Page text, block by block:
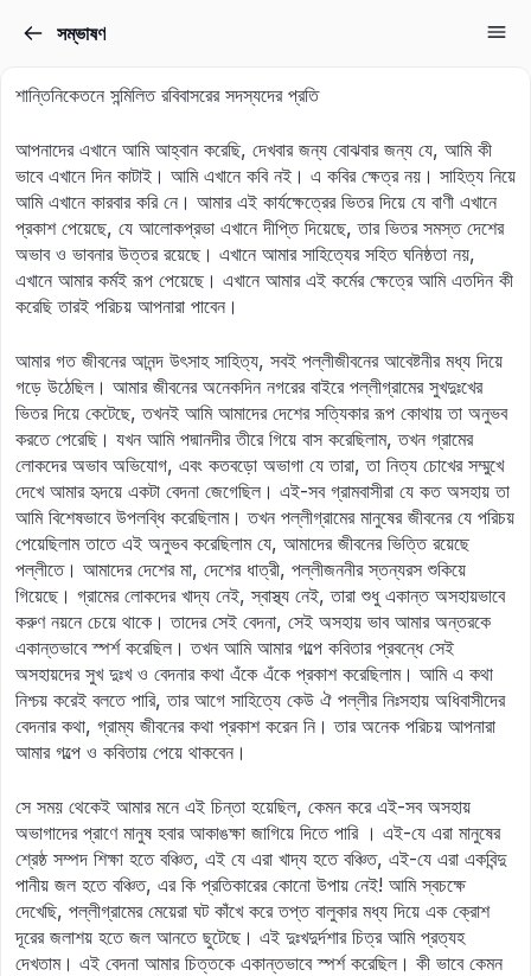
সম্ভাষণ
শান্তিনিকেতনে সন্মিলিত রবিবাসরের সদস্যদের প্রতি
আপনাদের এখানে আমি আহ্বান করেছি, দেখবার জন্য বোঝবার জন্য যে, আমি কী
ভাবে এখানে দিন কাটাই। আমি এখানে কবি নই। এ কবির ক্ষেত্র নয়। সাহিত্য নিয়ে
আমি এখানে কারবার করি নে। আমার এই কার্যক্ষেত্রের ভিতর দিয়ে যে বাণী এখানে
প্রকাশ পেয়েছে, যে আলোকপ্রভা এখানে দীপ্তি দিয়েছে, তার ভিতর সমস্ত দেশের
অভাব ও ভাবনার উত্তর রয়েছে। এখানে আমার সাহিত্যের সহিত ঘনিষ্ঠতা নয়,
এখানে আমার কর্মই রূপ পেয়েছে। এখানে আমার এই কর্মের ক্ষেত্রে আমি এতদিন কী
করেছি তারই পরিচয় আপনারা পাবেন।
আমার গত জীবনের আনন্দ উৎসাহ সাহিত্য, সবই পল্লীজীবনের আবেষ্টনীর মধ্য দিয়ে
গড়ে উঠেছিল। আমার জীবনের অনেকদিন নগরের বাইরে পল্লীগ্রামের সুখদুঃখের
ভিতর দিয়ে কেটেছে, তখনই আমি আমাদের দেশের সত্যিকার রূপ কোথায় তা অনুভব
করতে পেরেছি। যখন আমি পদ্মানদীর তীরে গিয়ে বাস করেছিলাম, তখন গ্রামের
লোকদের অভাব অভিযোগ, এবং কতবড়ো অভাগা যে তারা, তা নিত্য চোখের সম্মুখে
দেখে আমার হৃদয়ে একটা বেদনা জেগেছিল। এই-সব গ্রামবাসীরা যে কত অসহায় তা
আমি বিশেষভাবে উপলব্ধি করেছিলাম। তখন পল্লীগ্রামের মানুষের জীবনের যে পরিচয়
পেয়েছিলাম তাতে এই অনুভব করেছিলাম যে, আমাদের জীবনের ভিত্তি রয়েছে
পল্লীতে। আমাদের দেশের মা, দেশের ধাত্রী, পল্লীজননীর স্তন্যরস শুকিয়ে
গিয়েছে। গ্রামের লোকদের খাদ্য নেই, স্বাস্থ্য নেই, তারা শুধু একান্ত অসহায়ভাবে
করুণ নয়নে চেয়ে থাকে। তাদের সেই বেদনা, সেই অসহায় ভাব আমার অন্তরকে
একান্তভাবে স্পর্শ করেছিল। তখন আমি আমার গল্পে কবিতার প্রবন্ধে সেই
অসহায়দের সুখ দুঃখ ও বেদনার কথা এঁকে এঁকে প্রকাশ করেছিলাম। আমি এ কথা
নিশ্চয় করেই বলতে পারি, তার আগে সাহিত্যে কেউ ঐ পল্লীর নিঃসহায় অধিবাসীদের
বেদনার কথা, গ্রাম্য জীবনের কথা প্রকাশ করেন নি। তার অনেক পরিচয় আপনারা
আমার গল্পে ও কবিতায় পেয়ে থাকবেন।
সে সময় থেকেই আমার মনে এই চিন্তা হয়েছিল, কেমন করে এই-সব অসহায়
অভাগাদের প্রাণে মানুষ হবার আকাঙক্ষা জাগিয়ে দিতে পারি । এই-যে এরা মানুষের
শ্রেষ্ঠ সম্পদ শিক্ষা হতে বঞ্চিত, এই যে এরা খাদ্য হতে বঞ্চিত, এই-যে এরা একবিন্দু
পানীয় জল হতে বঞ্চিত, এর কি প্রতিকারের কোনো উপায় নেই! আমি স্বচক্ষে
দেখেছি, পল্লীগ্রামের মেয়েরা ঘট কাঁখে করে তপ্ত বালুকার মধ্য দিয়ে এক ক্রোশ
দূরের জলাশয় হতে জল আনতে ছুটেছে। এই দুঃখদুর্দশার চিত্র আমি প্রত্যহ
দেখতাম। এই বেদনা আমার চিত্তকে একান্তভাবে স্পর্শ করেছিল। কী ভাবে কেমন
Don’t have an account?Sign up
Remember me Lost your password?